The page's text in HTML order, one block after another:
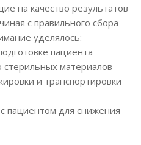
на качество результатов
с правильного сбора
уделялось:
пациента
материалов
и транспортировки
пациентом для снижения